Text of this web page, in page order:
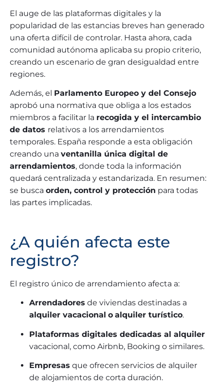
El auge de las plataformas digitales y la
popularidad de las estancias breves han generado
una oferta difícil de controlar. Hasta ahora, cada
comunidad autónoma aplicaba su propio criterio,
creando un escenario de gran desigualdad entre
regiones.
Además, el Parlamento Europeo y del Consejo
aprobó una normativa que obliga a los estados
miembros a facilitar la recogida y el intercambio
de datos relativos a los arrendamientos
temporales. España responde a esta obligación
creando una ventanilla única digital de
arrendamientos, donde toda la información
quedará centralizada y estandarizada. En resumen:
se busca orden, control y protección para todas
las partes implicadas.
¿A quién afecta este
registro?
El registro único de arrendamiento afecta a:
Arrendadores de viviendas destinadas a
alquiler vacacional o alquiler turístico.
Plataformas digitales dedicadas al alquiler
vacacional, como Airbnb, Booking o similares.
Empresas que ofrecen servicios de alquiler
de alojamientos de corta duración.